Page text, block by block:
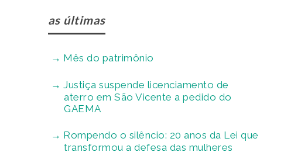
as últimas
Mês do patrimônio
Justiça suspende licenciamento de
aterro em São Vicente a pedido do
GAEMA
Rompendo o silêncio: 20 anos da Lei que
transformou a defesa das mulheres